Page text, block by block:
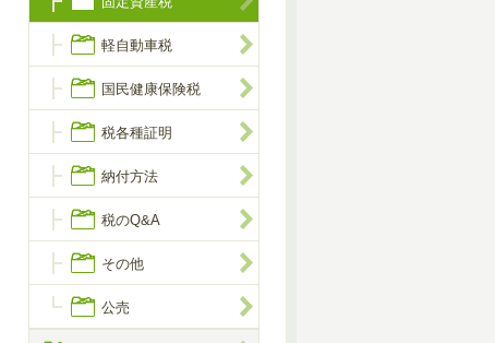
軽自動車税
国民健康保険税
税各種証明
納付方法
税のQ&A
その他
公売